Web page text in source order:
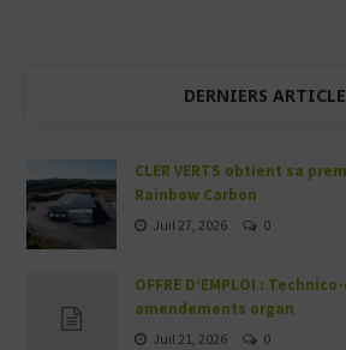
DERNIERS
CLER VERTS obtient sa
Rainbow Carbon
Juil 27, 2026 0
OFFRE D’EMPLOI :
amendements organ
Juil 21, 2026 0